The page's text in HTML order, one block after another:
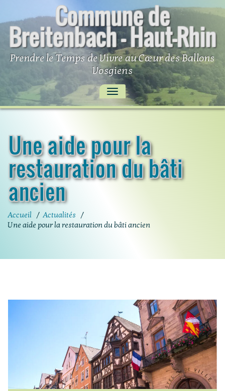
to
content
Commune de
Breitenbach – Haut-Rhin
Prendre le Temps de Vivre au Cœur des Ballons
Vosgiens
AFFICHER/MASQUER
LA
NAVIGATION
Une aide pour la
restauration du bâti
ancien
Accueil / Actualités /
Une aide pour la restauration du bâti ancien